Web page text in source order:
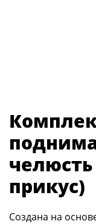
прикус)
Создана на